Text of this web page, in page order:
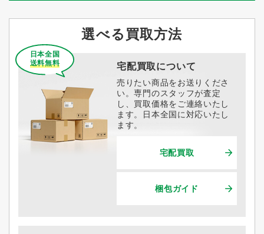
選べる買取方法
宅配買取について
日本全国
送料無料
売りたい商品をお送りくださ
い。専門のスタッフが査定
し、買取価格をご連絡いたし
ます。日本全国に対応いたし
ます。
宅配買取
梱包ガイド